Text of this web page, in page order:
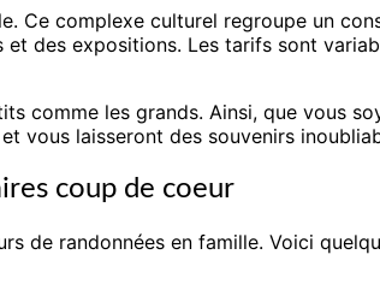
Ce complexe culturel regroupe un
des expositions. Les tarifs sont
comme les grands. Ainsi, que vous
vous laisseront des souvenirs
coup de coeur
de randonnées en famille. Voici